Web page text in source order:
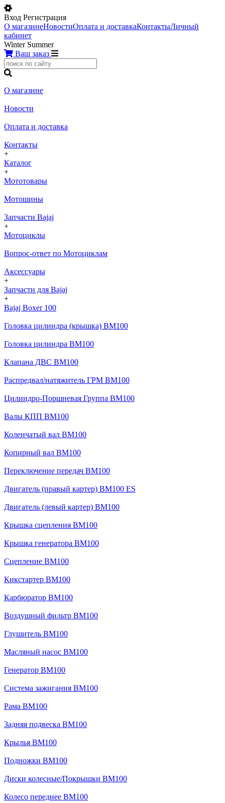
Вход Регистрация
О магазинеНовостиОплата и доставкаКонтактыЛичный
кабинет
Winter Summer
Ваш заказ
О магазине
Новости
Оплата и доставка
Контакты
+
Каталог
+
Мототовары
Мотошины
Запчасти Bajaj
+
Мотоциклы
Вопрос-ответ по Мотоциклам
Аксессуары
+
Запчасти для Bajaj
+
Bajaj Boxer 100
Головка цилиндра (крышка) BM100
Головка цилиндра BM100
Клапана ДВС BM100
Распредвал/натяжитель ГРМ BM100
Цилиндро-Поршневая Группа BM100
Валы КПП BM100
Коленчатый вал BM100
Копирный вал BM100
Переключение передач BM100
Двигатель (правый картер) BM100 ES
Двигатель (левый картер) BM100
Крышка сцепления BM100
Крышка генератора BM100
Сцепление BM100
Кикстартер BM100
Карбюратор BM100
Воздушный фильтр BM100
Глушитель BM100
Масляный насос BM100
Генератор BM100
Система зажигания BM100
Рама BM100
Задняя подвеска BM100
Крылья BM100
Подножки BM100
Диски колесные/Покрышки BM100
Колесо переднее BM100